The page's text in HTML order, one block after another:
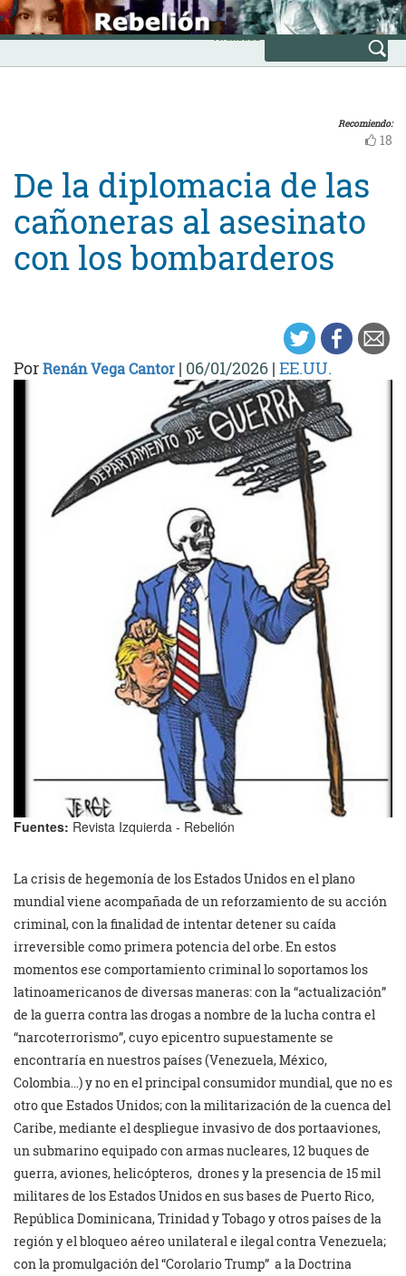
Skip
to
content
INICIO
Avanzada
Recomiendo:
18
De la diplomacia de las
cañoneras al asesinato
con los bombarderos
PorRenán Vega Cantor | 06/01/2026 | EE.UU.
Fuentes: Revista Izquierda - Rebelión
La crisis de hegemonía de los Estados Unidos en el plano
mundial viene acompañada de un reforzamiento de su acción
criminal, con la finalidad de intentar detener su caída
irreversible como primera potencia del orbe. En estos
momentos ese comportamiento criminal lo soportamos los
latinoamericanos de diversas maneras: con la “actualización”
de la guerra contra las drogas a nombre de la lucha contra el
“narcoterrorismo”, cuyo epicentro supuestamente se
encontraría en nuestros países (Venezuela, México,
Colombia…) y no en el principal consumidor mundial, que no es
otro que Estados Unidos; con la militarización de la cuenca del
Caribe, mediante el despliegue invasivo de dos portaaviones,
un submarino equipado con armas nucleares, 12 buques de
guerra, aviones, helicópteros, drones y la presencia de 15 mil
militares de los Estados Unidos en sus bases de Puerto Rico,
República Dominicana, Trinidad y Tobago y otros países de la
región y el bloqueo aéreo unilateral e ilegal contra Venezuela;
con la promulgación del “Corolario Trump” a la Doctrina